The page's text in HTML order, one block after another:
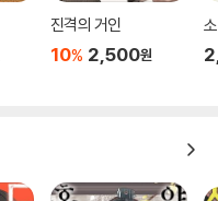
진격의 거인
10% 2,500원